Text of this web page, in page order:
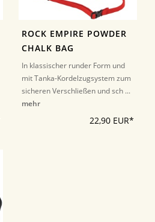
ROCK EMPIRE POWDER
CHALK BAG
In klassischer runder Form und
mit Tanka-Kordelzugsystem zum
sicheren Verschließen und sch ...
mehr
22,90 EUR*